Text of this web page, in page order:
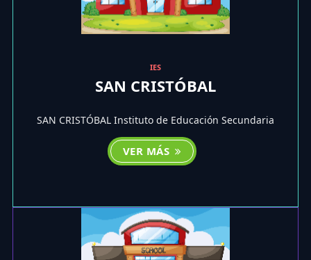
IES
SAN CRISTÓBAL
SAN CRISTÓBAL Instituto de Educación Secundaria
VER MÁS